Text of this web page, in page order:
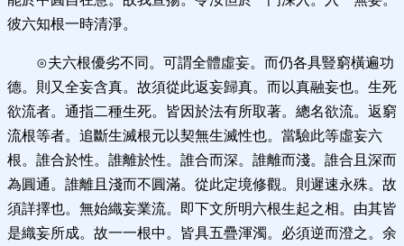
彼六知根一時清淨。
⊙夫六根優劣不同。可謂全體虛妄。而仍各具豎窮橫遍功
德。則又全妄含真。故須從此返妄歸真。而以真融妄也。生死
欲流者。通指二種生死。皆因於法有所取著。總名欲流。返窮
流根等者。追斷生滅根元以契無生滅性也。當驗此等虛妄六
根。誰合於性。誰離於性。誰合而深。誰離而淺。誰合且深而
為圓通。誰離且淺而不圓滿。從此定境修觀。則遲速永殊。故
須詳擇也。無始織妄業流。即下文所明六根生起之相。由其皆
是織妄所成。故一一根中。皆具五疊渾濁。必須逆而澄之。余